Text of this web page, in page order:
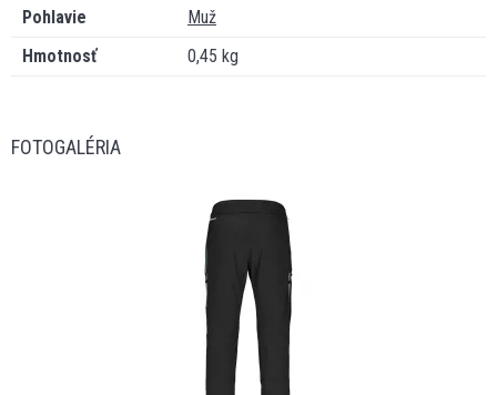
Pohlavie
Muž
Hmotnosť
0,45 kg
FOTOGALÉRIA